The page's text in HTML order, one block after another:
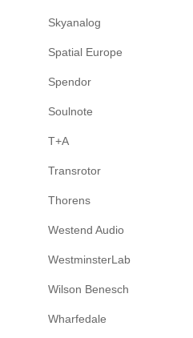
Skyanalog
Spatial Europe
Spendor
Soulnote
T+A
Transrotor
Thorens
Westend Audio
WestminsterLab
Wilson Benesch
Wharfedale